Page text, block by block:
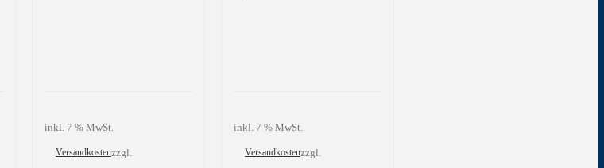
inkl. 7 % MwSt.
zzgl.
Versandkosten
inkl. 7 % MwSt.
zzgl.
Versandkosten